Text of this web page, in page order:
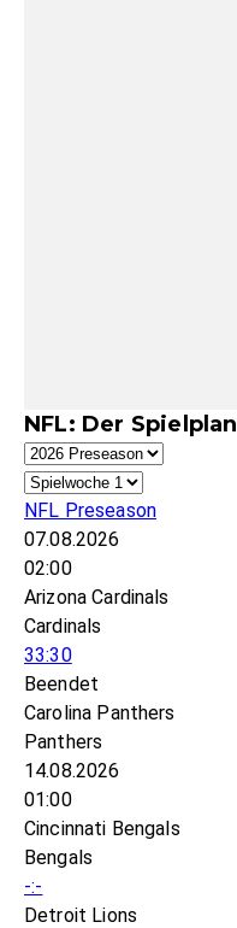
NFL: Der Spielplan
NFL Preseason
07.08.2026
02:00
Arizona Cardinals
Cardinals
33:30
Beendet
Carolina Panthers
Panthers
14.08.2026
01:00
Cincinnati Bengals
Bengals
-:-
Detroit Lions